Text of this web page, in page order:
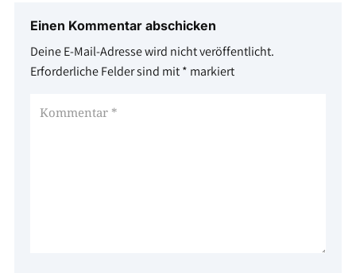
Einen Kommentar abschicken
Deine E-Mail-Adresse wird nicht veröffentlicht.
Erforderliche Felder sind mit* markiert